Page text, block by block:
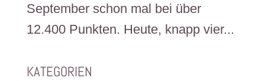
September schon mal bei über
12.400 Punkten. Heute, knapp vier...
KATEGORIEN